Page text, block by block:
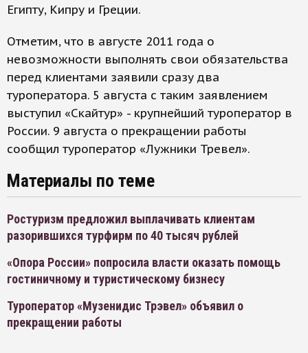
Египту, Кипру и Греции.
Отметим, что в августе 2011 года о
невозможности выполнять свои обязательства
перед клиентами заявили сразу два
туроператора. 5 августа с таким заявлением
выступил «Скайтур» - крупнейший туроператор в
России. 9 августа о прекращении работы
сообщил туроператор «Лужники Тревел».
Материалы по теме
Ростуризм предложил выплачивать клиентам
разорившихся турфирм по 40 тысяч рублей
«Опора России» попросила власти оказать помощь
гостиничному и туристическому бизнесу
Туроператор «Музенидис Трэвел» объявил о
прекращении работы